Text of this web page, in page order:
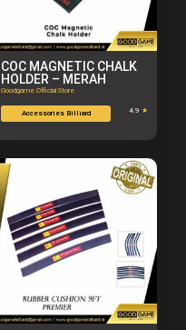
COC MAGNETIC CHALK
HOLDER – MERAH
Goodgame Official Store
Accessories Billiard 4.9 ★